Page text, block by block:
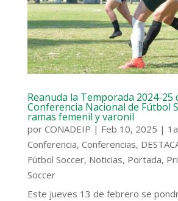
Reanuda la Temporada 2024-25
Conferencia Nacional de Fútbol
ramas femenil y varonil
por CONADEIP | Feb 10, 2025 |
Conferencia, Conferencias,
Fútbol Soccer, Noticias, Portada,
Soccer
Este jueves 13 de febrero se